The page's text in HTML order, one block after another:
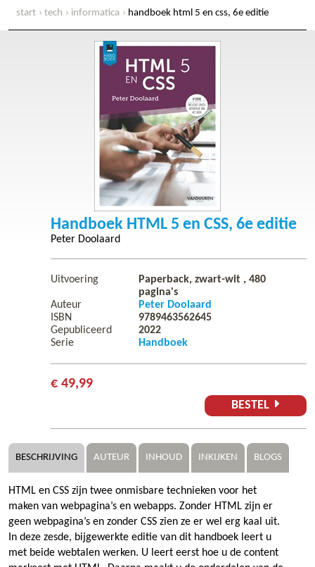
start tech informatica handboek html 5 en css, 6e editie
Handboek HTML 5 en CSS, 6e editie
Peter Doolaard
Uitvoering Paperback, zwart-wit , 480
pagina's
Auteur
Peter Doolaard
ISBN
9789463562645
Gepubliceerd
2022
Serie
Handboek
€ 49,99
BESTEL
BESCHRIJVING AUTEUR INHOUD INKIJKEN BLOGS
HTML en CSS zijn twee onmisbare technieken voor het
maken van webpagina’s en webapps. Zonder HTML zijn er
geen webpagina’s en zonder CSS zien ze er wel erg kaal uit.
In deze zesde, bijgewerkte editie van dit handboek leert u
met beide webtalen werken. U leert eerst hoe u de content